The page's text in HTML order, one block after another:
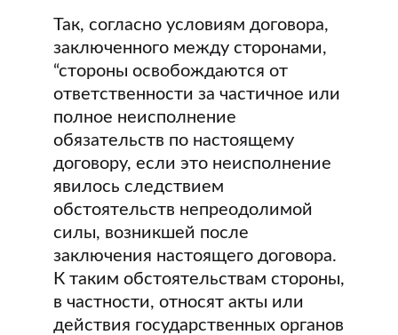
Так, согласно условиям договора,
заключенного между сторонами,
“стороны освобождаются от
ответственности за частичное или
полное неисполнение
обязательств по настоящему
договору, если это неисполнение
явилось следствием
обстоятельств непреодолимой
силы, возникшей после
заключения настоящего договора.
К таким обстоятельствам стороны,
в частности, относят акты или
действия государственных органов